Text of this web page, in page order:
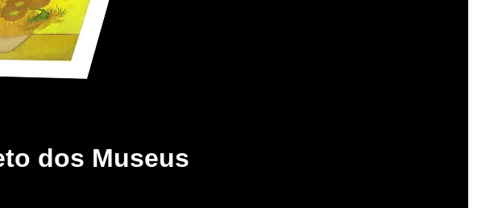
dos Museus